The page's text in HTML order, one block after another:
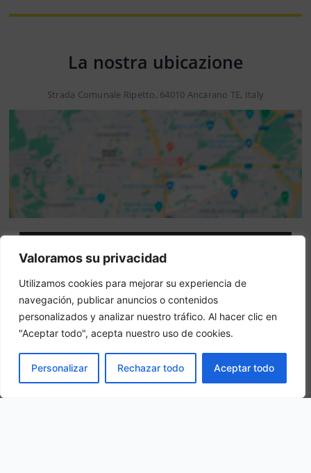
Valoramos su privacidad
Utilizamos cookies para mejorar su experiencia de
navegación, publicar anuncios o contenidos
personalizados y analizar nuestro tráfico. Al hacer clic en
"Aceptar todo", acepta nuestro uso de cookies.
Personalizar Rechazar todo Aceptar todo
La nostra ubicazione
Strada Comunale Ripetto, 64010 Ancarano TE, Italy
Attenzione: questo non è un sito ufficiale. Questo sito
contiene informazioni sull hotel e offre un servizio di
prenotazione online.
Siete il proprietario di questo sito web?–
Altri hotel in città
PRENOTA